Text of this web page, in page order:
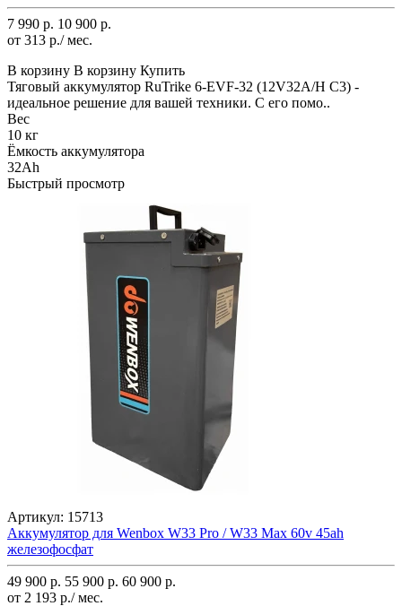
7 990 р. 10 900 р.
от 313 р./ мес.
В корзину В корзину Купить
Тяговый аккумулятор RuTrike 6-EVF-32 (12V32A/H C3) -
идеальное решение для вашей техники. С его помо..
Вес
10 кг
Ёмкость аккумулятора
32Ah
Быстрый просмотр
Артикул: 15713
Аккумулятор для Wenbox W33 Pro / W33 Max 60v 45ah
железофосфат
49 900 р. 55 900 р. 60 900 р.
от 2 193 р./ мес.